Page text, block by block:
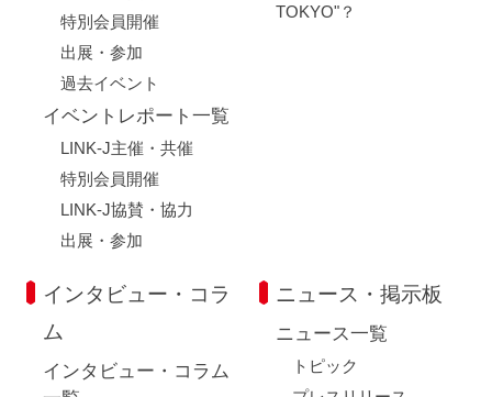
特別会員開催
出展・参加
過去イベント
イベントレポート一覧
LINK-J主催・共催
特別会員開催
LINK-J協賛・協力
出展・参加
TOKYO"？
インタビュー・コラ
ム
インタビュー・コラム
ニュース・掲示板
ニュース一覧
トピック